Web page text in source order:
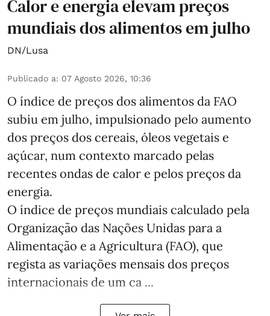
Calor e energia elevam preços
mundiais dos alimentos em julho
DN/Lusa
Publicado a: 07 Agosto 2026, 10:36
O índice de preços dos alimentos da FAO
subiu em julho, impulsionado pelo aumento
dos preços dos cereais, óleos vegetais e
açúcar, num contexto marcado pelas
recentes ondas de calor e pelos preços da
energia.
O índice de preços mundiais calculado pela
Organização das Nações Unidas para a
Alimentação e a Agricultura (FAO), que
regista as variações mensais dos preços
internacionais de um ca ...